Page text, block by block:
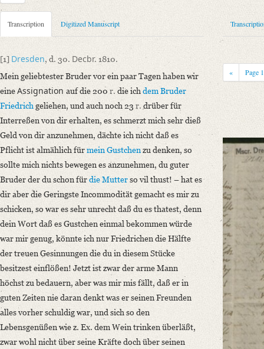
Metadata Concerning Header
Sender: Charlotte Ernst, Ludwig Emanuel Ernst
Recipient: August Wilhelm von Schlegel
Place of Destination: Genf GND
Date: 30.12.1810
Notations: Empfangsort erschlossen.
Manuscript
Provider: Dresden, Sächsische Landesbibliothek - Staats- und
OAI Id: APP2712-Bd-5
Classification Number: Mscr.Dresd.App.2712,B,18,12
Number of Pages: 4 S. auf Doppelbl., hs. m. U.
Format: 18,8 x 11,1 cm
Incipit: „[1] Dresden, d. 30. Decbr. 1810.
Mein geliebtester Bruder vor ein paar Tagen haben wir eine
Language
German
Editors
Bamberg, Claudia
Transcription Digitized Manuscript
[1] Dresden, d. 30. Decbr. 1810.
Mein geliebtester Bruder vor ein paar Tagen haben wir
eineAssignation auf die 200 r. die ichdem Bruder
Friedrich geliehen, und auch noch 23 r. drüber für
Interreßen von dir erhalten, es schmerzt mich sehr dieß
Geld von dir anzunehmen, dächte ich nicht daß es
Pflicht ist almählich fürmein Gustchenzu denken, so
sollte mich nichts bewegen es anzunehmen, du guter
Bruder der du schon fürdie Mutterso vil thust! – hat es
dir aber die Geringste Incommodität gemacht es mir zu
schicken, so war es sehr unrecht daß du es thatest, denn
dein Wort daß es Gustchen einmal bekommen würde
war mir genug, könnte ich nur Friedrichen die Hälfte
der treuen Gesinnungen die du in diesem Stücke
besitzest einflößen! Jetzt ist zwar der arme Mann
höchst zu bedauern, aber was mir mis fällt, daß er in
guten Zeiten nie daran denkt was er seinen Freunden
alles vorher schuldig war, und sich so den
Lebensgenüßen wie z. Ex. dem Wein trinken überläßt,
zwar wohl nicht über seine Kräfte doch über seinen
« Page 1